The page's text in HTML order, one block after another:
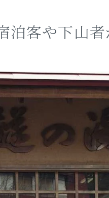
泊客や下山